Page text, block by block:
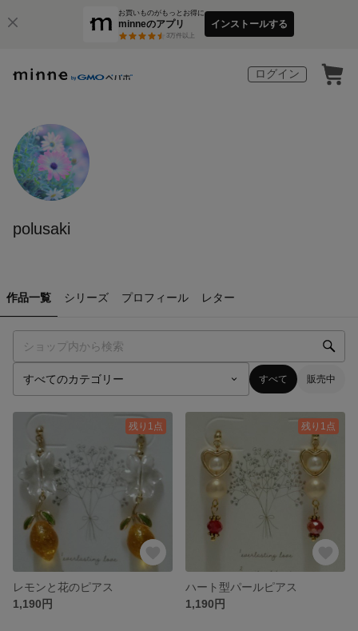
お買いものがもっとお得に
minneのアプリ
3万件以上
インストールする
ログイン
polusaki
作品一覧 シリーズ プロフィール レター
すべて 販売中
残り1点
レモンと花のピアス
1,190円
残り1点
ハート型パールピアス
1,190円